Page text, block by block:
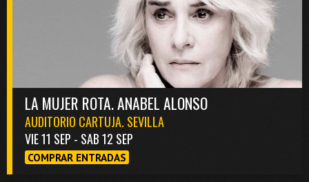
LA MUJER ROTA. ANABEL ALONSO
AUDITORIO CARTUJA. SEVILLA
VIE 11 SEP - SAB 12 SEP
COMPRAR ENTRADAS